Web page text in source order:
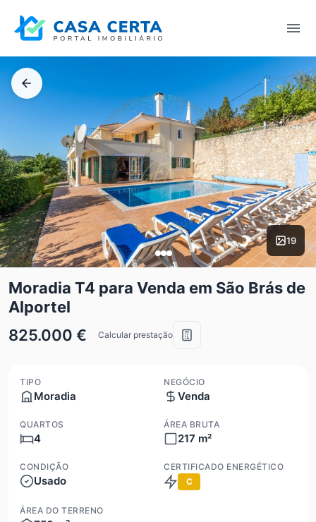
19
Moradia T4 para Venda em São Brás de
Alportel
825.000 €
Calcular prestação
TIPO
Moradia
NEGÓCIO
Venda
QUARTOS
4
ÁREA BRUTA
217 m²
CONDIÇÃO
Usado
CERTIFICADO ENERGÉTICO
C
ÁREA DO TERRENO